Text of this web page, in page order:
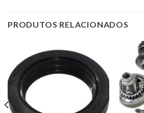
PRODUTOS RELACIONADOS